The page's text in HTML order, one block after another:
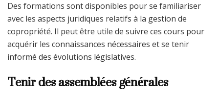
Des formations sont disponibles pour se familiariser
avec les aspects juridiques relatifs à la gestion de
copropriété. Il peut être utile de suivre ces cours pour
acquérir les connaissances nécessaires et se tenir
informé des évolutions législatives.
Tenir des assemblées générales